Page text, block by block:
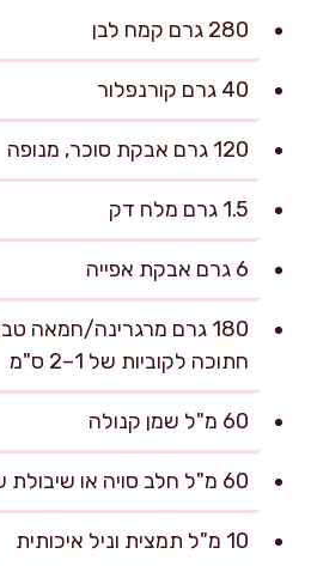
280 גרם קמח לבן
40 גרם קורנפלור
120 גרם אבקת סוכר, מנופה
1.5 גרם מלח דק
6 גרם אבקת אפייה
180 גרם מרגרינה/חמאה
חתוכה לקוביות של 1–2 ס"מ
60 מ"ל שמן קנולה
60 מ"ל חלב סויה או שיבולת שועל, קר
10 מ"ל תמצית וניל איכותית